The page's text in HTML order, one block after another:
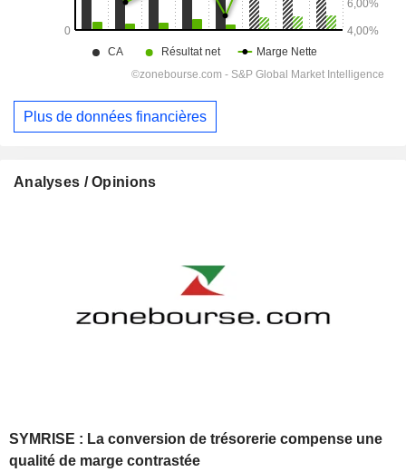
Plus de données financières
Analyses / Opinions
SYMRISE : La conversion de trésorerie compense une
qualité de marge contrastée